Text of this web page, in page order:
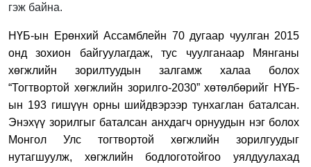
гэж байна.
НҮБ-ын Ерөнхий Ассамблейн 70 дугаар чуулган 2015
онд зохион байгуулагдаж, тус чуулганаар Мянганы
хөгжлийн зорилтуудын залгамж халаа болох
“Тогтвортой хөгжлийн зорилго-2030” хөтөлбөрийг НҮБ-
ын 193 гишүүн орны шийдвэрээр тунхаглан баталсан.
Энэхүү зорилгыг баталсан анхдагч орнуудын нэг болох
Монгол Улс тогтвортой хөгжлийн зорилгуудыг
нутагшуулж, хөгжлийн бодлоготойгоо уялдуулахад